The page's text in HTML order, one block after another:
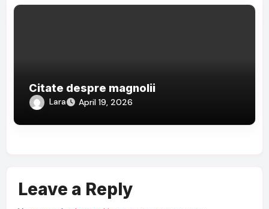
Citate despre magnolii
Lara April 19, 2026
Leave a Reply